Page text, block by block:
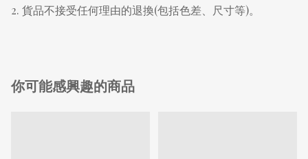
2. 貨品不接受任何理由的退換(包括色差、尺寸等)。
你可能感興趣的商品